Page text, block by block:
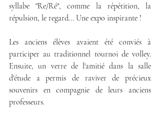
syllabe "Re/Ré", comme la répétition, la
répulsion, le regard... Une expo inspirante !
Les anciens élèves avaient été conviés à
participer au traditionnel tournoi de volley.
Ensuite, un verre de l'amitié dans la salle
d'étude a permis de raviver de précieux
souvenirs en compagnie de leurs anciens
professeurs.